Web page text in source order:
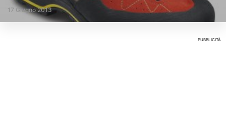
17 Giugno 2013
PUBBLICITÀ